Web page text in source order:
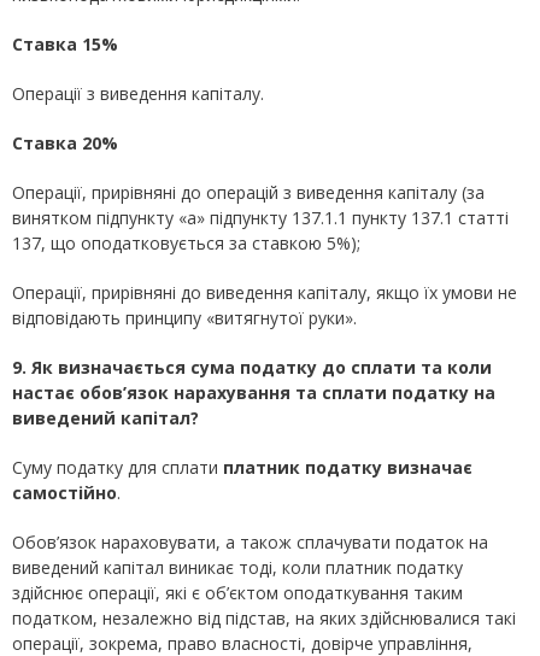
Ставка 15%
Операції з виведення капіталу.
Ставка 20%
Операції, прирівняні до операцій з виведення капіталу (за
винятком підпункту «а» підпункту 137.1.1 пункту 137.1 статті
137, що оподатковується за ставкою 5%);
Операції, прирівняні до виведення капіталу, якщо їх умови не
відповідають принципу «витягнутої руки».
9. Як визначається сума податку до сплати та коли
настає обов’язок нарахування та сплати податку на
виведений капітал?
Суму податку для сплати платник податку визначає
самостійно.
Обов’язок нараховувати, а також сплачувати податок на
виведений капітал виникає тоді, коли платник податку
здійснює операції, які є об’єктом оподаткування таким
податком, незалежно від підстав, на яких здійснювалися такі
операції, зокрема, право власності, довірче управління,